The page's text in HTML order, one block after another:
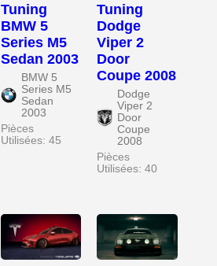
Tuning
BMW 5
Series M5
Sedan 2003
BMW 5
Series M5
Sedan
2003
Pièces
Utilisées: 45
Tuning
Dodge
Viper 2
Door
Coupe 2008
Dodge
Viper 2
Door
Coupe
2008
Pièces
Utilisées: 40